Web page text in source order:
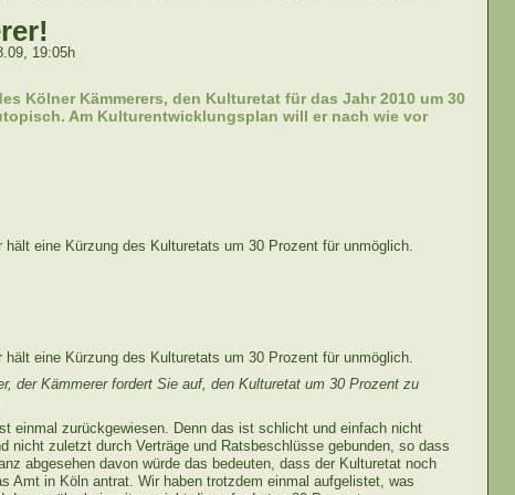
19:05h
Kölner Kämmerers, den Kulturetat für das Jahr 2010 um 30
Am Kulturentwicklungsplan will er nach wie vor
hält eine Kürzung des Kulturetats um 30 Prozent für unmöglich.
hält eine Kürzung des Kulturetats um 30 Prozent für unmöglich.
der Kämmerer fordert Sie auf, den Kulturetat um 30 Prozent zu
einmal zurückgewiesen. Denn das ist schlicht und einfach nicht
nicht zuletzt durch Verträge und Ratsbeschlüsse gebunden, so dass
abgesehen davon würde das bedeuten, dass der Kulturetat noch
Amt in Köln antrat. Wir haben trotzdem einmal aufgelistet, was